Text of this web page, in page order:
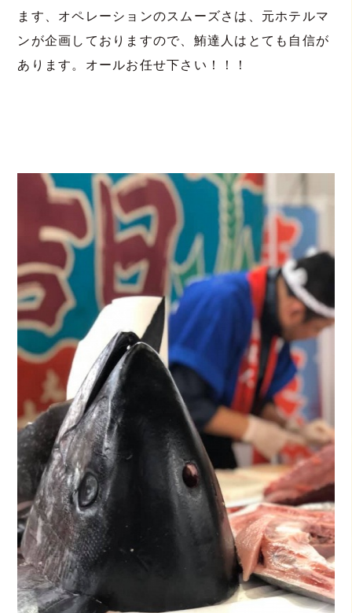
ます、オペレーションのスムーズさは、元ホテルマ
ンが企画しておりますので、鮪達人はとても自信が
あります。オールお任せ下さい！！！